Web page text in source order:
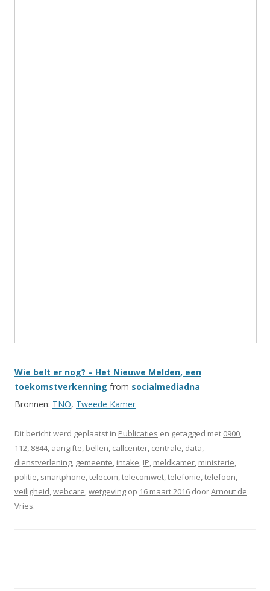
Wie belt er nog? – Het Nieuwe Melden, een
toekomstverkenning from socialmediadna
Bronnen: TNO, Tweede Kamer
Dit bericht werd geplaatst in Publicaties en getagged met 0900,
112, 8844, aangifte, bellen, callcenter, centrale, data,
dienstverlening, gemeente, intake, IP, meldkamer, ministerie,
politie, smartphone,telecom,telecomwet,telefonie,telefoon,
veiligheid,webcare,wetgeving op 16 maart 2016 doorArnout de
Vries.